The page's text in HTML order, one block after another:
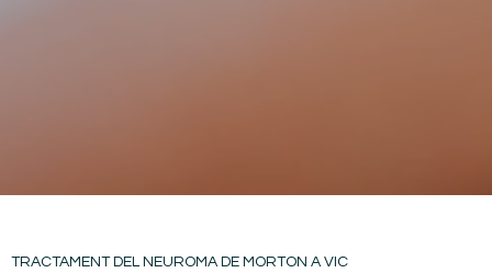
TRACTAMENT DEL NEUROMA DE MORTON A VIC